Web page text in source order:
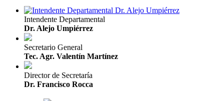
Intendente Departamental
Dr. Alejo Umpiérrez
Secretario General
Tec. Agr. Valentín Martínez
Director de Secretaría
Dr. Francisco Rocca